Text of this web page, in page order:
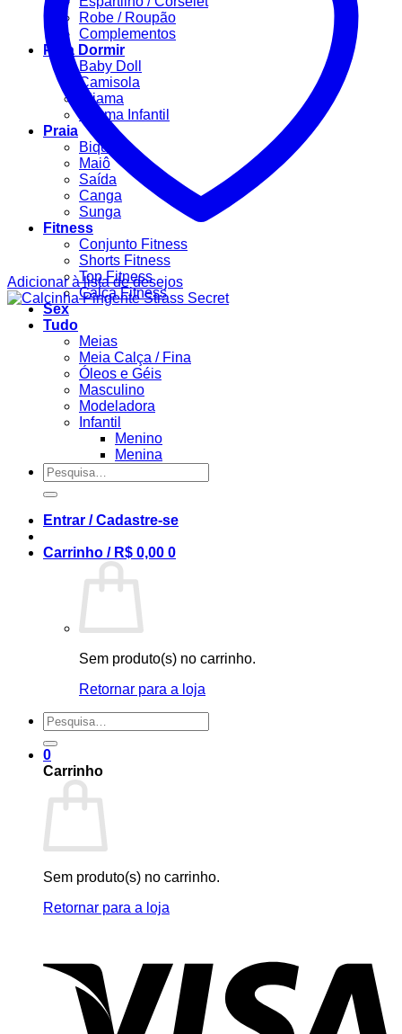
Robe / Roupão
Complementos
Para Dormir
Baby Doll
Camisola
Pijama
Pijama Infantil
Praia
Biquíni
Maiô
Saída
Canga
Sunga
Fitness
Conjunto Fitness
Shorts Fitness
Top Fitness
Calça Fitness
Sex
Tudo
Meias
Meia Calça / Fina
Óleos e Géis
Masculino
Modeladora
Infantil
Menino
Menina
Pesquisar
por:
Entrar / Cadastre-se
Carrinho / R$ 0,00 0
Sem produto(s) no carrinho.
Retornar para a loja
Pesquisar
por:
0
Carrinho
Sem produto(s) no carrinho.
Retornar para a loja
Adicionar à lista de desejos